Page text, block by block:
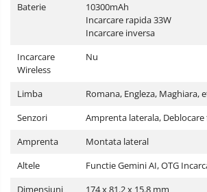
Baterie
10300mAh
Incarcare rapida 33W
Incarcare inversa
Incarcare
Wireless
Nu
Limba
Romana, Engleza, Maghiara,
Senzori
Amprenta laterala, Deblocare
Amprenta
Montata lateral
Altele
Functie Gemini AI, OTG